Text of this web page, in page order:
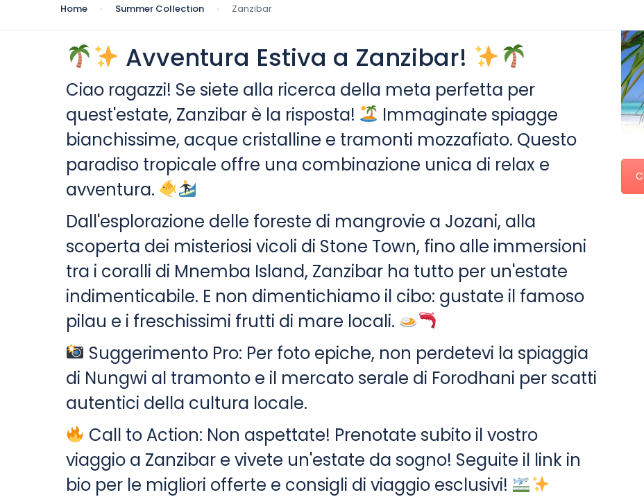
Home Summer Collection Zanzibar
Avventura Estiva a Zanzibar!
Ciao ragazzi! Se siete alla ricerca della meta perfetta per
quest'estate, Zanzibar è la risposta!
Immaginate spiagge
bianchissime, acque cristalline e tramonti mozzafiato. Questo
paradiso tropicale offre una combinazione unica di relax e
avventura.
Dall'esplorazione delle foreste di mangrovie a Jozani, alla
scoperta dei misteriosi vicoli di Stone Town, fino alle immersioni
tra i coralli di Mnemba Island, Zanzibar ha tutto per un'estate
indimenticabile. E non dimentichiamo il cibo: gustate il famoso
pilau e i freschissimi frutti di mare locali.
Suggerimento Pro: Per foto epiche, non perdetevi la spiaggia
di Nungwi al tramonto e il mercato serale di Forodhani per scatti
autentici della cultura locale.
Call to Action: Non aspettate! Prenotate subito il vostro
viaggio a Zanzibar e vivete un'estate da sogno! Seguite il link in
bio per le migliori offerte e consigli di viaggio esclusivi!